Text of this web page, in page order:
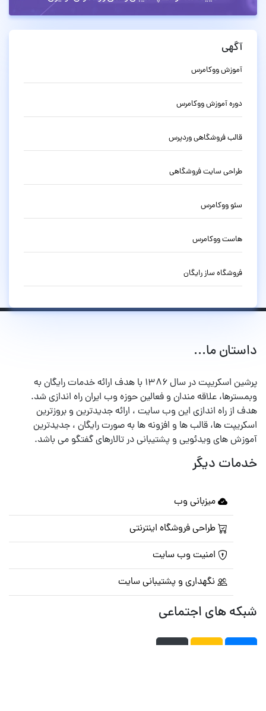
آگهی
آموزش ووکامرس
دوره آموزش ووکامرس
قالب فروشگاهی وردپرس
طراحی سایت فروشگاهی
سئو ووکامرس
هاست ووکامرس
فروشگاه ساز رایگان
داستان ما...
پرشین اسکریپت در سال ۱۳۸۶ با هدف ارائه خدمات رایگان به
وبمسترها، علاقه مندان و فعالین حوزه وب ایران راه اندازی شد.
هدف از راه اندازی این وب سایت ، ارائه جدیدترین و بروزترین
اسکریپت ها، قالب ها و افزونه ها به صورت رایگان ، جدیدترین
آموزش های ویدئویی و پشتیبانی در تالارهای گفتگو می باشد.
خدمات دیگر
میزبانی وب
طراحی فروشگاه اینترنتی
امنیت وب سایت
نگهداری و پشتیبانی سایت
شبکه های اجتماعی